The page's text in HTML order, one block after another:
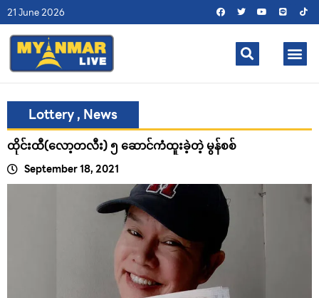
21 June 2026
Lottery, News
ထိုင်းထီ(လော့တလီး) ၅ ဆောင်ကံထူးခဲ့တဲ့ မွန်စစ်
September 18, 2021